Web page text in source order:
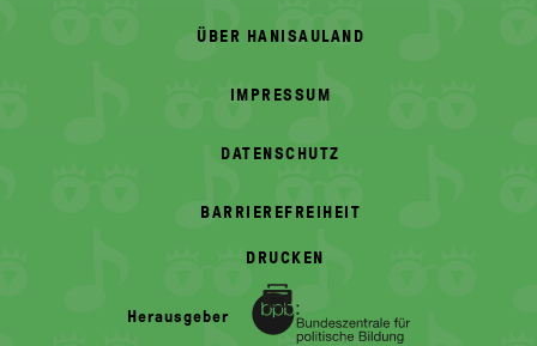
ÜBER HANISAULAND
IMPRESSUM
DATENSCHUTZ
BARRIEREFREIHEIT
DRUCKEN
Herausgeber